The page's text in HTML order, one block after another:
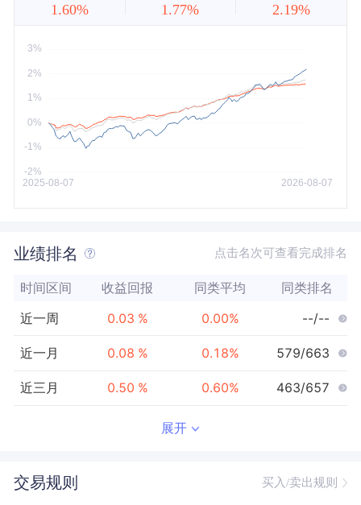
近5年
1.60% 1.77% 2.19%
业绩排名 点击名次可查看完成排名
时间区间 收益回报 同类平均 同类排名
近一周 0.03 % 0.00% --/--
近一月 0.08 % 0.18% 579/663
近三月 0.50 % 0.60% 463/657
近三年 --/--
展开
交易规则 买入/卖出规则